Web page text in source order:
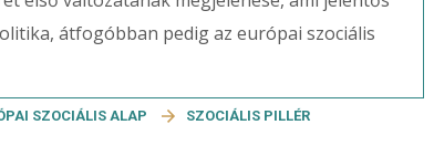
átfogóbban pedig az európai szociális
SZOCIÁLIS ALAP
SZOCIÁLIS PILLÉR